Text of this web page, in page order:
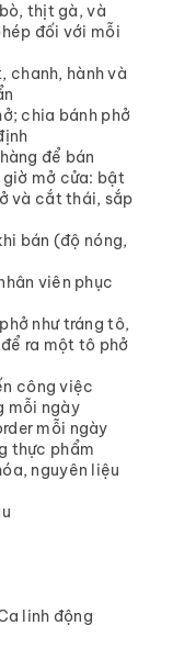
thịt gà, và
đối với mỗi
chanh, hành và
chia bánh phở
để bán
giờ mở cửa: bật
và cắt thái, sắp
bán (độ nóng,
viên phục
như tráng tô,
ra một tô phở
công việc
mỗi ngày
mỗi ngày
thực phẩm
nguyên liệu
linh động